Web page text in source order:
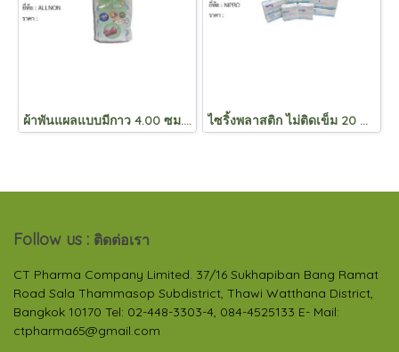
ผ้าพันแผลแบบมีกาว 4.00 ซม. (A77040) ไซริ้งพลาสติก ไม่ติดเข็ม 20 CC. , 20 CC. หัวล็อค
Follow us : ติดต่อเรา
CT Pharma Company Limited. 37/16 Sukhapiban Bang Ramat
Road Sala Thammasop Subdistrict, Thawi Watthana District,
Bangkok 10170 Tel: 02-448-3303-4, 084-4525133 E- Mail:
ctpharma65@gmail.com